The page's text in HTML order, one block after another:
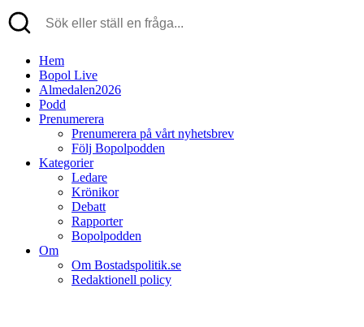
Hem
Bopol Live
Almedalen2026
Podd
Prenumerera
Prenumerera på vårt nyhetsbrev
Följ Bopolpodden
Kategorier
Ledare
Krönikor
Debatt
Rapporter
Bopolpodden
Om
Om Bostadspolitik.se
Redaktionell policy